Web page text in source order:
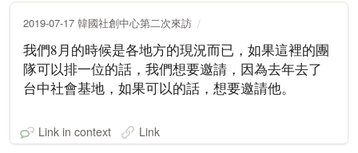
2019-07-17 韓國社創中心第二次來訪
我們8月的時候是各地方的現況而已，如果這裡的團
隊可以排一位的話，我們想要邀請，因為去年去了
台中社會基地，如果可以的話，想要邀請他。
Link in context Link